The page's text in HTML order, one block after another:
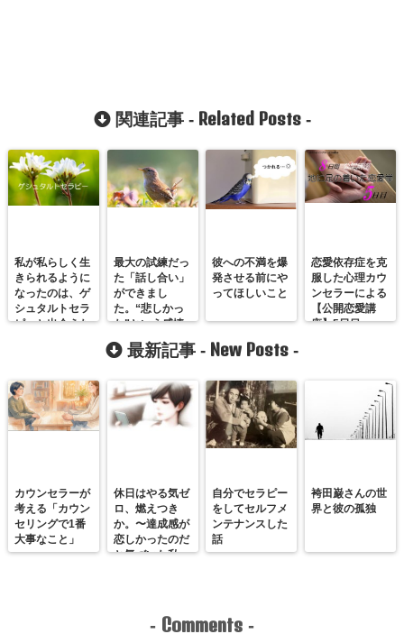
関連記事 - Related Posts-
私が私らしく生
きられるように
なったのは、ゲ
シュタルトセラ
ピーと出会えた
最大の試練だっ
た「話し合い」
ができまし
た。“悲しかっ
た”という感情
をひとつひとつ
言葉で相手に伝
たんです！
彼への不満を爆
発させる前にや
ってほしいこと
恋愛依存症を克
服した心理カウ
ンセラーによる
【公開恋愛講
座】5日目
最新記事 - New Posts -
カウンセラーが
考える「カウン
セリングで1番
大事なこと」
休日はやる気ゼ
ロ、燃えつき
か。〜達成感が
恋しかったのだ
と気づいた私
自分でセラピー
をしてセルフメ
ンテナンスした
話
袴田巌さんの世
界と彼の孤独
- Comments -